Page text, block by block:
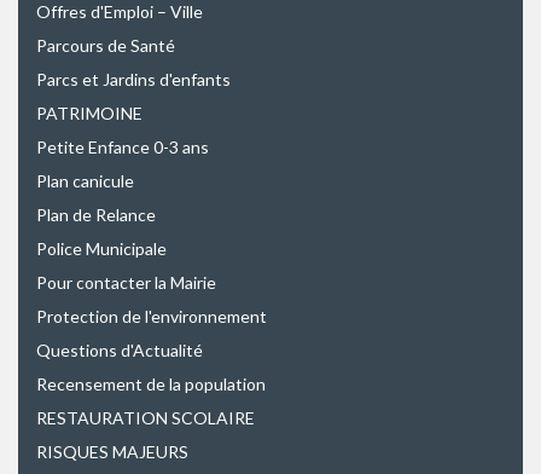
Offres d'Emploi – Ville
Parcours de Santé
Parcs et Jardins d'enfants
PATRIMOINE
Petite Enfance 0-3 ans
Plan canicule
Plan de Relance
Police Municipale
Pour contacter la Mairie
Protection de l'environnement
Questions d'Actualité
Recensement de la population
RESTAURATION SCOLAIRE
RISQUES MAJEURS